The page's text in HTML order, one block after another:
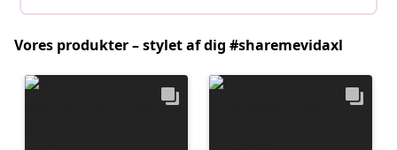
Vores produkter – stylet af dig #sharemevidaxl